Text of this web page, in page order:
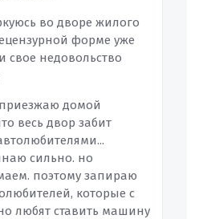
во дворе жилого
форме уже
свое недовольство
домой
весь двор забит
сильно. но
поэтому запираю
которые с
любят ставить машину